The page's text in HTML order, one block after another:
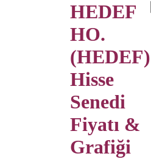
HEDEF
HO.
(HEDEF)
Hisse
Senedi
Fiyatı &
Grafiği